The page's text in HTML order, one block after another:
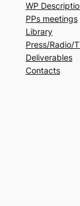
WP
PPs meetings
Library
Press/Radio/
Deliverables
Contacts